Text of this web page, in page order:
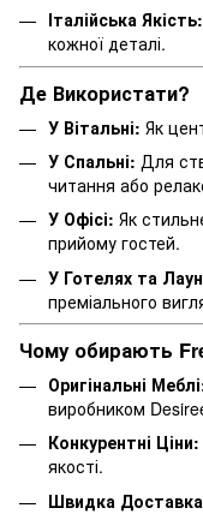
Італійська Якість:
кожної деталі.
Де Використати?
У Вітальні: Як
У Спальні: Для
читання або
У Офісі: Як
прийому гостей.
У Готелях та
преміального
Чому обирають
Оригінальні
виробником
Конкурентні Ціни:
якості.
Швидка